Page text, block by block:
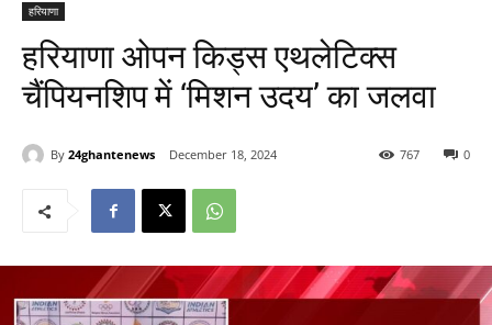
हरियाणा
हरियाणा ओपन किड्स एथलेटिक्स
चैंपियनशिप में ‘मिशन उदय’ का जलवा
By 24ghantenews December 18, 2024 0
767